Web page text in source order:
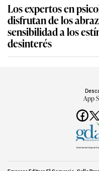
Los expertos en
disfrutan de los
sensibilidad a los
desinterés
App
Miembro del Grupo de